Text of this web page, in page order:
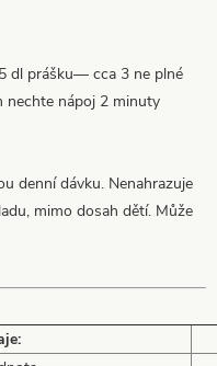
dl prášku— cca 3 ne plné
nechte nápoj 2 minuty
denní dávku. Nenahrazuje
mimo dosah dětí. Může